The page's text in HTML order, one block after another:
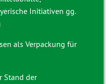
Initiativen gg.
als Verpackung für
Stand der